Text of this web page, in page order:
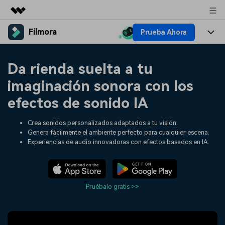
Productos destacados
Utilidades
Soluciones
Quiénes somos
Sala de prensa
Tienda
Filmora Prueba Ahora
Plataformas
Características
Recursos creativos
IA
Video e imagen
Audio
Texto
Soluciones
Filmora para
Recursos
Ideas para editar
Adquiere conocimientos
Efectos especiales DIY
Descubre cómo crear un
Estamos aquí para ayudarte
Una solución de video
Iniciar sesión
Da rienda suelta a tu
imaginación sonora con los
efectos de sonido IA
Crea sonidos personalizados adaptados a tu visión.
Genera fácilmente el ambiente perfecto para cualquier escena.
Experiencias de audio innovadoras con efectos basados en IA.
Pruébalo gratis >>